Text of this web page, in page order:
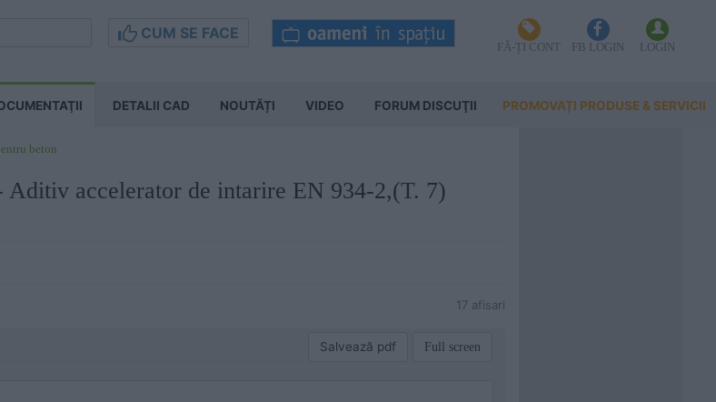
CUM SE FACE
FĂ-ȚI CONT FB LOGIN LOGIN
DETALII CAD NOUTĂȚI VIDEO FORUM DISCUŢII PROMOVAȚI PRODUSE & SERVICII
beton
Aditiv accelerator de intarire EN 934-2,(T. 7)
17 afisari
Salvează pdf Full screen